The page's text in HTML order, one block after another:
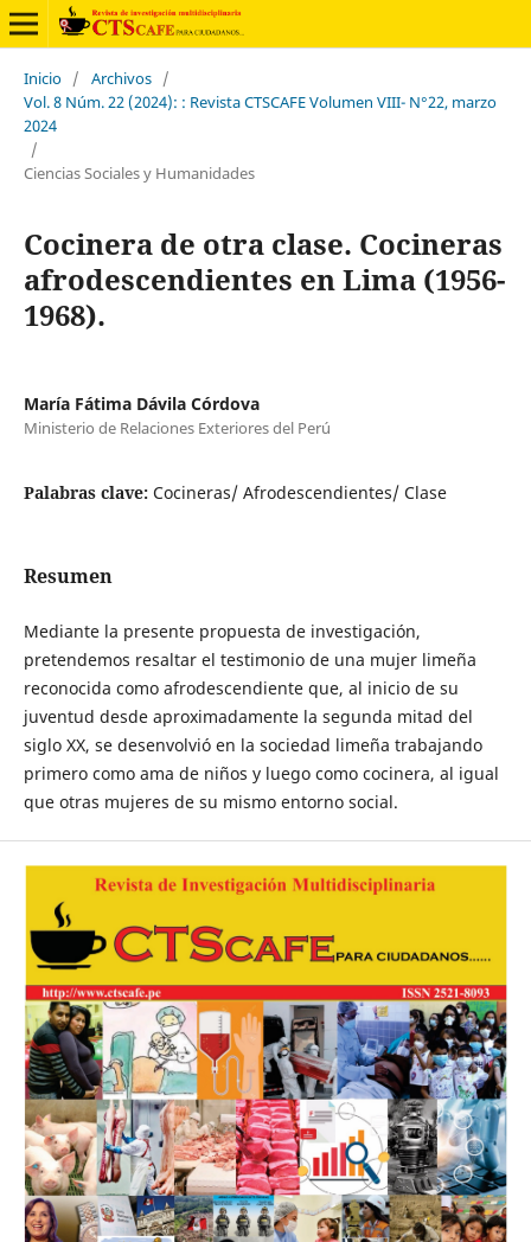
Inicio / Archivos /
Vol. 8 Núm. 22 (2024): : Revista CTSCAFE Volumen VIII- N°22, marzo
2024
/
Ciencias Sociales y Humanidades
Cocinera de otra clase. Cocineras
afrodescendientes en Lima (1956-
1968).
María Fátima Dávila Córdova
Ministerio de Relaciones Exteriores del Perú
Palabras clave: Cocineras/ Afrodescendientes/ Clase
Resumen
Mediante la presente propuesta de investigación,
pretendemos resaltar el testimonio de una mujer limeña
reconocida como afrodescendiente que, al inicio de su
juventud desde aproximadamente la segunda mitad del
siglo XX, se desenvolvió en la sociedad limeña trabajando
primero como ama de niños y luego como cocinera, al igual
que otras mujeres de su mismo entorno social.